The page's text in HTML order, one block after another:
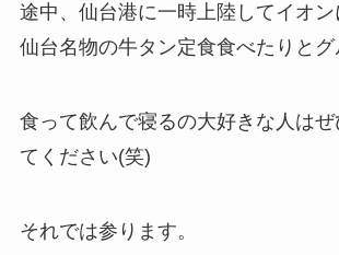
途中、仙台港に一時上陸してイオン
仙台名物の牛タン定食食べたりとグ
食って飲んで寝るの大好きな人は
てください(笑)
それでは参ります。